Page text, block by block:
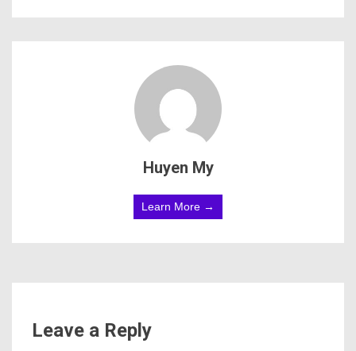
Huyen My
Learn More →
Leave a Reply